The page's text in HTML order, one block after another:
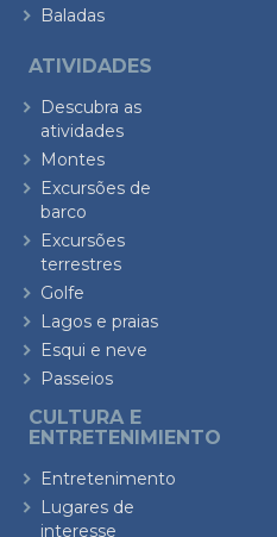
Baladas
ATIVIDADES
Descubra as
atividades
Montes
Excursões de
barco
Excursões
terrestres
Golfe
Lagos e praias
Esqui e neve
Passeios
CULTURA E
ENTRETENIMIENTO
Entretenimento
Lugares de
interesse